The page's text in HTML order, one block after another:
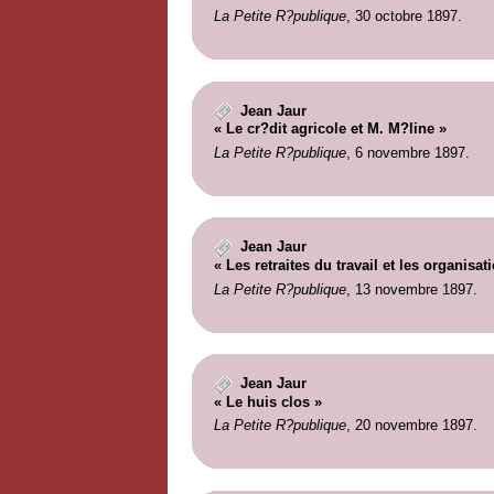
La Petite R?publique, 30 octobre 1897.
Jean Jaur
« Le cr?dit agricole et M. M?line »
La Petite R?publique, 6 novembre 1897.
Jean Jaur
« Les retraites du travail et les
La Petite R?publique, 13 novembre 1897.
Jean Jaur
« Le huis clos »
La Petite R?publique, 20 novembre 1897.